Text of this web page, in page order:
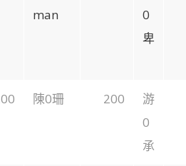
man
0
卑
陳0珊 200
游
0
承